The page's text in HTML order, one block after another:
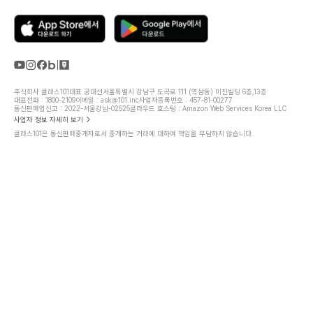
주식회사 클래스101대표 공대선서울특별시 강남구 도곡로 111 (역삼동) 미진빌딩 6층,13층
대표전화 : 1800-2109이메일 : ask@101.inc사업자등록번호 : 457-81-00277
통신판매업신고 : 2022-서울강남-02525클라우드 호스팅 : Amazon Web Services Korea LLC
사업자 정보 자세히 보기
클래스101은 통신판매중개자로서 중개하는 거래에 대하여 책임을 부담하지 않습니다.